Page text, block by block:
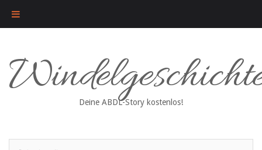
content
Deine ABDL-Story kostenlos!